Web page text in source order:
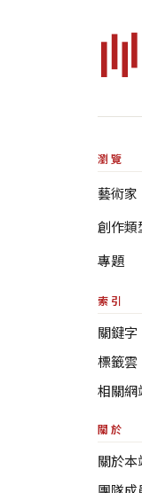
瀏覽
藝術家
創作類
專題
索引
關鍵字
標籤雲
相關網
關於
關於本